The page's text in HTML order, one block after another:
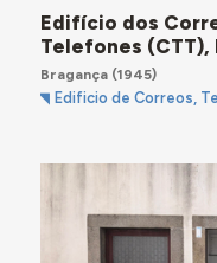
Edifício dos
Telefones (CTT),
Bragança(1945)
Edificio de Correos,